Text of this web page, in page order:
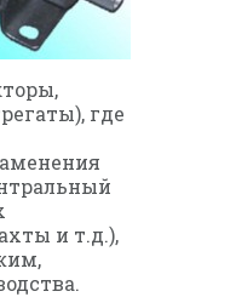
где
и т.д.),